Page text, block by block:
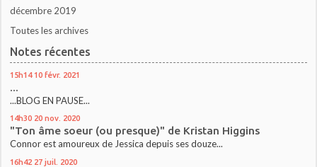
décembre 2019
Toutes les archives
Notes récentes
15h14 10 févr. 2021
...
...BLOG EN PAUSE...
14h30 20 nov. 2020
"Ton âme soeur (ou presque)" de Kristan Higgins
Connor est amoureux de Jessica depuis ses douze...
16h42 27 juil. 2020